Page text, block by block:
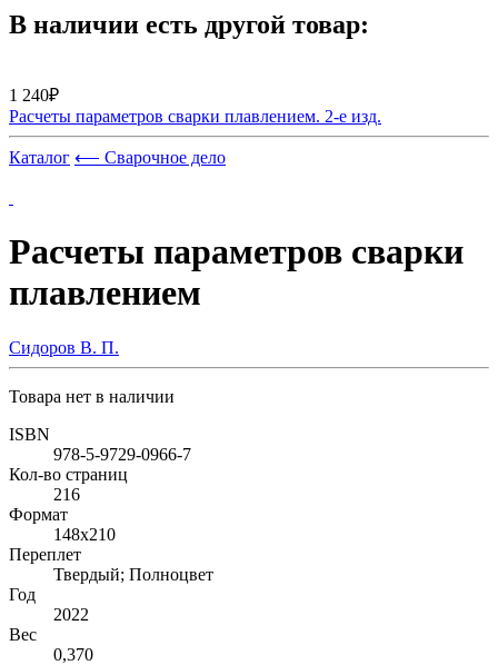
В наличии есть другой товар:
1 240₽
Расчеты параметров сварки плавлением. 2-е изд.
Каталог ⟵ Сварочное дело
Расчеты параметров сварки
плавлением
Сидоров В. П.
Товара нет в наличии
ISBN
978-5-9729-0966-7
Кол-во страниц
216
Формат
148x210
Переплет
Твердый; Полноцвет
Год
2022
Вес
0,370